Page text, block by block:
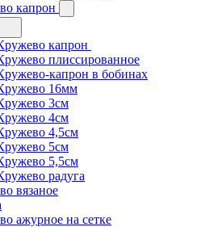
капрон
капрон
плиссированное
капрон в бобинах
16мм
3см
4см
4,5см
5см
5,5см
радуга
вязаное
ажурное на сетке